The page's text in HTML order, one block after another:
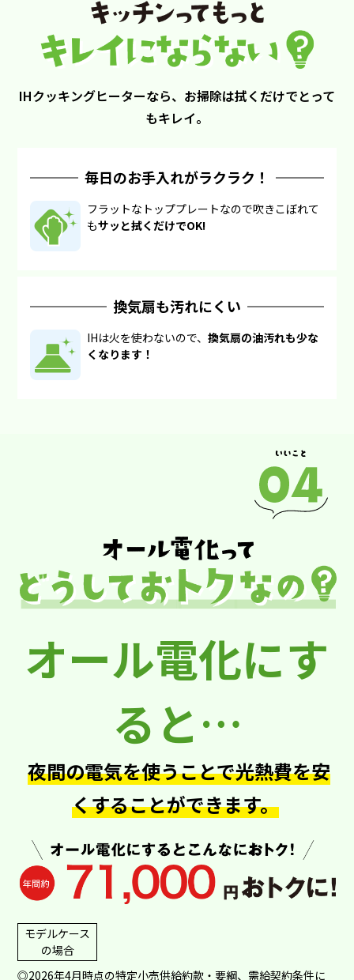
IHクッキングヒーターなら、お掃除は拭くだけでとって
もキレイ。
毎日のお手入れがラクラク！
フラットなトッププレートなので吹きこぼれて
もサッと拭くだけでOK!
換気扇も汚れにくい
IHは火を使わないので、換気扇の油汚れも少な
くなります！
オール電化にす
ると…
夜間の電気を使うことで光熱費を安
くすることができます。
モデルケース
の場合
◎2026年4月時点の特定小売供給約款・要綱、需給契約条件に